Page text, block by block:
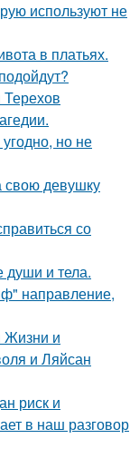
используют не
в платьях.
Терехов
но не
свою девушку
со
души и тела.
направление,
Жизни и
и Ляйсан
риск и
в наш разговор